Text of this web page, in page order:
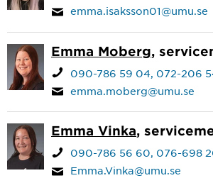
emma.isaksson01@umu.se
Emma Moberg,
090-786 59 04 072-206
emma.moberg@umu.se
Emma Vinka,
090-786 56 60 076-698
Emma.Vinka@umu.se